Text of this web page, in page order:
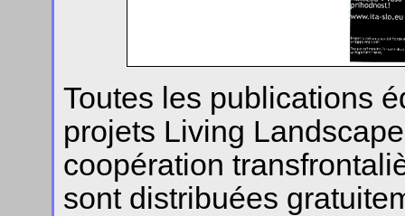
Toutes les publications
projets Living
coopération
sont distribuées